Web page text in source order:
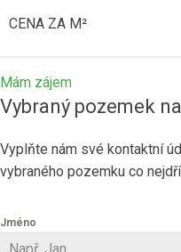
CENA ZA M²
Mám zájem
Vybraný pozemek
Vyplňte nám své kontaktní
vybraného pozemku co
Jméno